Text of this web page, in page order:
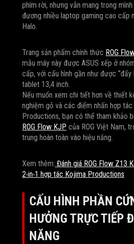
phím rời, nhưng vẫn mang trong
đương nhiều laptop gaming cao cấp
Halo.
Trang sản phẩm chính thức ROG
mẫu máy này được ASUS xếp ở
cấp, với cấu hình gần như được
tablet 13,4 inch.
Nếu muốn xem chi tiết hơn về thiết
nghiệm gõ và các điểm nhấn hợp
Productions, bạn có thể tham khảo
ROG Flow KJP của ROG Việt Nam,
trung hoàn toàn vào hiệu năng.
Xem thêm: Đánh giá ROG Flow Z13
2‑in‑1 hợp tác Kojima Productions
CẤU HÌNH PHẦN
HƯỞNG TRỰC TIẾP
NĂNG